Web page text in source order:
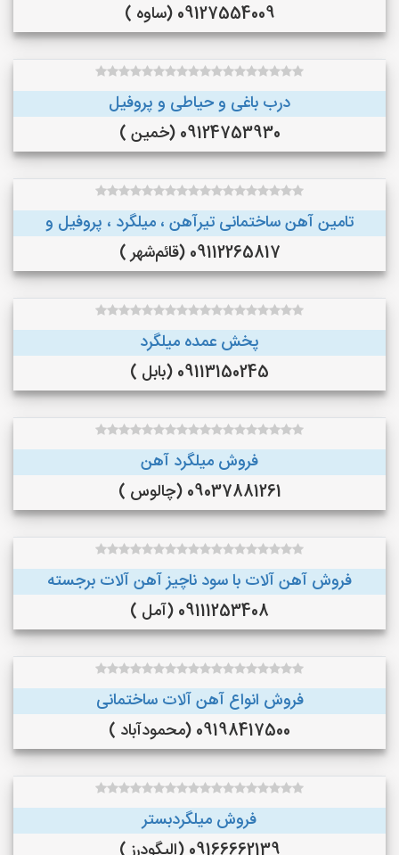
09127554009 (ساوه )
درب باغی و حیاطی و پروفیل
09124753930 (خمین )
تامین آهن ساختمانی تیرآهن ، میلگرد ، پروفیل و
09112265817 (قائم‌شهر )
پخش عمده میلگرد
09113150245 (بابل )
فروش میلگرد آهن
09037881261 (چالوس )
فروش آهن آلات با سود ناچیز آهن آلات برجسته
09111253408 (آمل )
فروش انواع آهن آلات ساختمانی
09198417500 (محمودآباد )
فروش میلگردبستر